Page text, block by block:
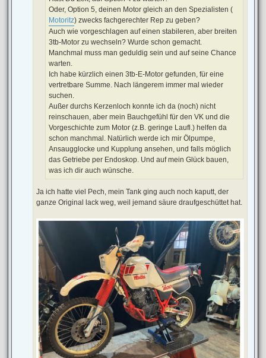
Oder, Option 5, deinen Motor gleich an den Spezialisten (
Motoritz) zwecks fachgerechter Rep zu geben?
Auch wie vorgeschlagen auf einen stabileren, aber breiten
3tb-Motor zu wechseln? Wurde schon gemacht.
Manchmal muss man geduldig sein und auf seine Chance
warten.
Ich habe kürzlich einen 3tb-E-Motor gefunden, für eine
vertretbare Summe. Nach längerem immer mal wieder
suchen.
Außer durchs Kerzenloch konnte ich da (noch) nicht
reinschauen, aber mein Bauchgefühl für den VK und die
Vorgeschichte zum Motor (z.B. geringe Laufl.) helfen da
schon manchmal. Natürlich werde ich mir Ölpumpe,
Ansaugglocke und Kupplung ansehen, und falls möglich
das Getriebe per Endoskop. Und auf mein Glück bauen,
was ich dir auch wünsche.
Ja ich hatte viel Pech, mein Tank ging auch noch kaputt, der
ganze Original lack weg, weil jemand säure draufgeschüttet hat.